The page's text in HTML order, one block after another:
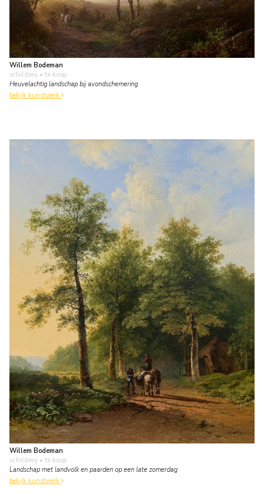
Willem Bodeman
schilderij • te koop
Heuvelachtig landschap bij avondschemering
bekijk kunstwerk
Willem Bodeman
schilderij • te koop
Landschap met landvolk en paarden op een late zomerdag
bekijk kunstwerk